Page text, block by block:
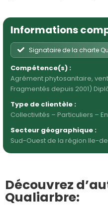
Informations
Signataire de la charte
Compétence(s) :
Agrément phytosanitaire,
Fragmentés depuis 2001)
Type de clientèle :
Collectivités – Particuliers –
Secteur géographique :
Sud-Ouest de la région Ile-
Découvrez
Qualiarbre: